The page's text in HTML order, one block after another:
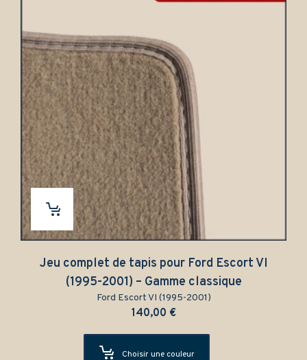
Jeu complet de tapis pour Ford Escort VI
(1995-2001) – Gamme classique
Ford Escort VI (1995-2001)
140,00 €
Choisir une couleur